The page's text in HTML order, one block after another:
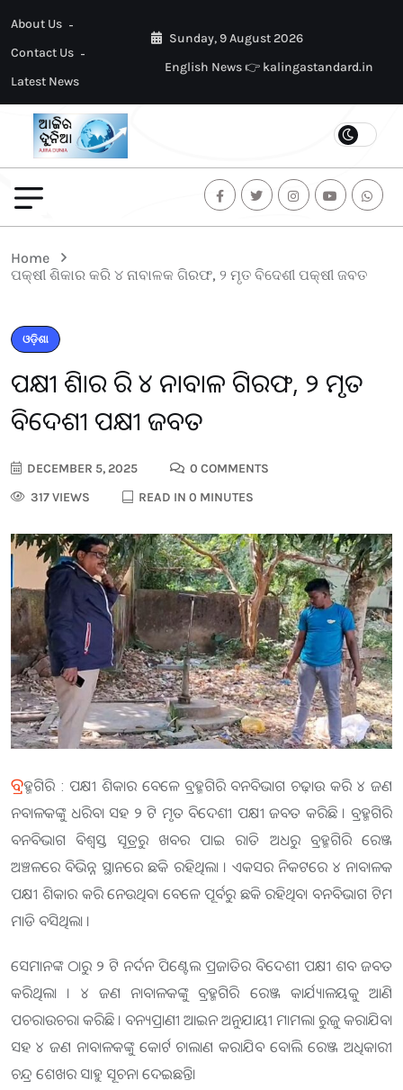
About Us
Contact Us
Latest News
Sunday, 9 August 2026
English News 👉 kalingastandard.in
Home
ପକ୍ଷୀ ଶିକାର କରି ୪ ନାବାଳକ ଗିରଫ, ୨ ମୃତ ବିଦେଶୀ ପକ୍ଷୀ ଜବତ
ଓଡ଼ିଶା
ପକ୍ଷୀ ଶିକାର କରି ୪ ନାବାଳକ ଗିରଫ, ୨ ମୃତ
ବିଦେଶୀ ପକ୍ଷୀ ଜବତ
DECEMBER 5, 2025
0 COMMENTS
317 VIEWS
READ IN 0 MINUTES
ବ୍ରହ୍ମଗିରି : ପକ୍ଷୀ ଶିକାର ବେଳେ ବ୍ରହ୍ମଗିରି ବନବିଭାଗ ଚଢ଼ାଉ କରି ୪ ଜଣ
ନବାଳକଙ୍କୁ ଧରିବା ସହ ୨ ଟି ମୃତ ବିଦେଶୀ ପକ୍ଷୀ ଜବତ କରିଛି । ବ୍ରହ୍ମଗିରି
ବନବିଭାଗ ବିଶ୍ବସ୍ତ ସୂତ୍ରରୁ ଖବର ପାଇ ରାତି ଅଧରୁ ବ୍ରହ୍ମଗିରି ରେଞ୍ଜ
ଅଞ୍ଚଳରେ ବିଭିନ୍ନ ସ୍ଥାନରେ ଛକି ରହିଥିଲା । ଏକସର ନିକଟରେ ୪ ନାବାଳକ
ପକ୍ଷୀ ଶିକାର କରି ନେଉଥିବା ବେଳେ ପୂର୍ବରୁ ଛକି ରହିଥିବା ବନବିଭାଗ ଟିମ
ମାଡି ବସିଥିଲା ।
ସେମାନଙ୍କ ଠାରୁ ୨ ଟି ନର୍ଦନ ପିଣ୍ଟେଲ ପ୍ରଜାତିର ବିଦେଶୀ ପକ୍ଷୀ ଶବ ଜବତ
କରିଥିଲା । ୪ ଜଣ ନାବାଳକଙ୍କୁ ବ୍ରହ୍ମଗିରି ରେଞ୍ଜ କାର୍ଯ୍ୟାଳୟକୁ ଆଣି
ପଚରାଉଚରା କରିଛି । ବନ୍ୟପ୍ରାଣୀ ଆଇନ ଅନୁଯାୟୀ ମାମଲା ରୁଜୁ କରାଯିବା
ସହ ୪ ଜଣ ନାବାଳକଙ୍କୁ କୋର୍ଟ ଚାଲାଣ କରାଯିବ ବୋଲି ରେଞ୍ଜ ଅଧିକାରୀ
ଚନ୍ଦ୍ର ଶେଖର ସାହୁ ସୂଚନା ଦେଇଛନ୍ତି।